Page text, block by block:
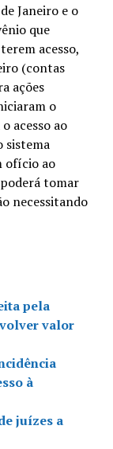
Janeiro e o
que
acesso,
(contas
ações
o
acesso ao
sistema
ofício ao
tomar
necessitando
pela
valor
à
juízes a